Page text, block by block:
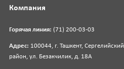
Горячая линия: (71) 200-03-03
Адрес: 100044, г. Ташкент, Сергелийский
район, ул. Безакчилик, д. 18А
Компания